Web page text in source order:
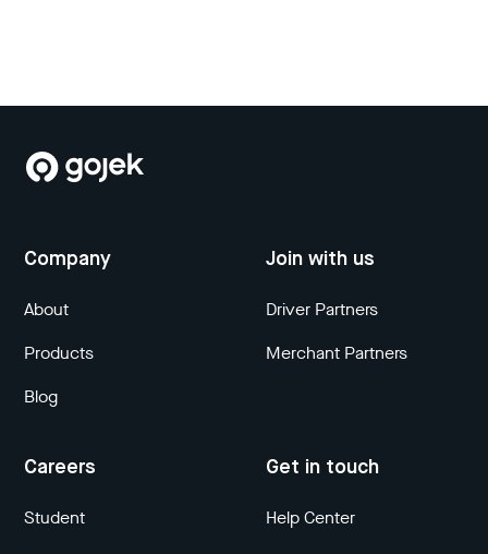
Company
About
Products
Blog
Join with us
Driver Partners
Merchant Partners
Careers
Student
Get in touch
Help Center